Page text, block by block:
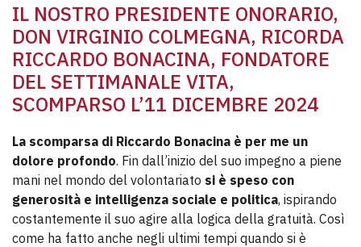
IL NOSTRO PRESIDENTE ONORARIO,
DON VIRGINIO COLMEGNA, RICORDA
RICCARDO BONACINA, FONDATORE
DEL SETTIMANALE VITA,
SCOMPARSO L’11 DICEMBRE 2024
La scomparsa di Riccardo Bonacina è per me un
dolore profondo. Fin dall’inizio del suo impegno a piene
mani nel mondo del volontariato si è speso con
generosità e intelligenza sociale e politica, ispirando
costantemente il suo agire alla logica della gratuità. Così
come ha fatto anche negli ultimi tempi quando si è